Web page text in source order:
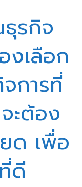
ธุรกิจ
งเลือก
การที่
ะต้อง
ด เพื่อ
ดี